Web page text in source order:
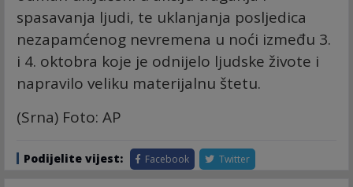
spasavanja ljudi, te uklanjanja posljedica
nezapamćenog nevremena u noći između 3.
i 4. oktobra koje je odnijelo ljudske živote i
napravilo veliku materijalnu štetu.
(Srna) Foto: AP
Podijelite vijest: Facebook Twitter